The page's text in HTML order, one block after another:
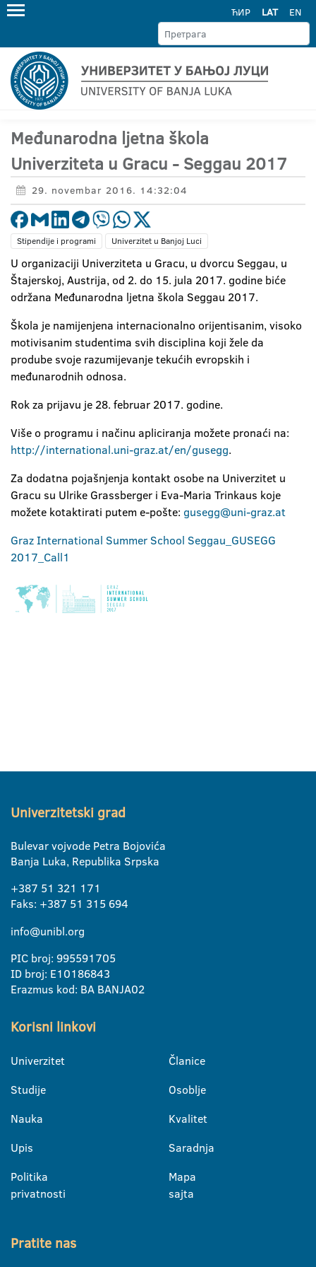
ЋИР LAT EN
Međunarodna ljetna škola
Univerziteta u Gracu - Seggau 2017
29. novembar 2016. 14:32:04
Stipendije i programi Univerzitet u Banjoj Luci
U organizaciji Univerziteta u Gracu, u dvorcu Seggau, u
Štajerskoj, Austrija, od 2. do 15. jula 2017. godine biće
održana Međunarodna ljetna škola Seggau 2017.
Škola je namijenjena internacionalno orijentisanim, visoko
motivisanim studentima svih disciplina koji žele da
prodube svoje razumijevanje tekućih evropskih i
međunarodnih odnosa.
Rok za prijavu je 28. februar 2017. godine.
Više o programu i načinu apliciranja možete pronaći na:
http://international.uni-graz.at/en/gusegg.
Za dodatna pojašnjenja kontakt osobe na Univerzitet u
Gracu su Ulrike Grassberger i Eva-Maria Trinkaus koje
možete kotaktirati putem e-pošte: gusegg@uni-graz.at
Graz International Summer School Seggau_GUSEGG
2017_Call1
Univerzitetski grad
Bulevar vojvode Petra Bojovića
Banja Luka, Republika Srpska
+387 51 321 171
Faks: +387 51 315 694
info@unibl.org
PIC broj: 995591705
ID broj: E10186843
Erazmus kod: BA BANJA02
Korisni linkovi
Univerzitet
Studije
Nauka
Upis
Politika
privatnosti
Članice
Osoblje
Kvalitet
Saradnja
Mapa
sajta
Pratite nas